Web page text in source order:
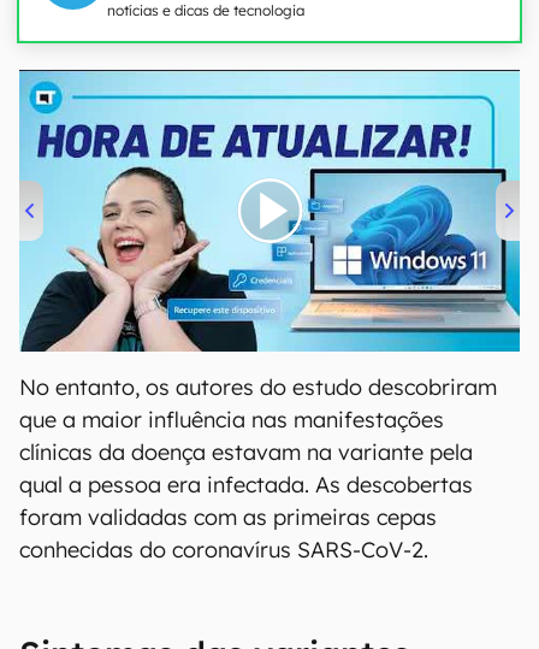
notícias e dicas de tecnologia
00:00 04:52
No entanto, os autores do estudo descobriram
que a maior influência nas manifestações
clínicas da doença estavam na variante pela
qual a pessoa era infectada. As descobertas
foram validadas com as primeiras cepas
conhecidas do coronavírus SARS-CoV-2.